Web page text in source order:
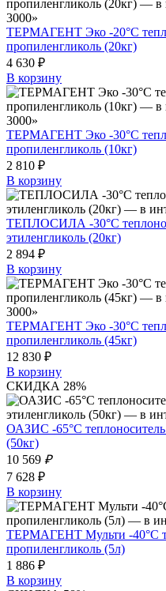
ТЕРМАГЕНТ Эко -20°C
пропиленгликоль (20кг)
4 630 ₽
В корзину
ТЕРМАГЕНТ Эко -30°C
пропиленгликоль (10кг)
2 810 ₽
В корзину
ТЕПЛОСИЛА -30°C
этиленгликоль (20кг)
2 894 ₽
В корзину
ТЕРМАГЕНТ Эко -30°C
пропиленгликоль (45кг)
12 830 ₽
В корзину
СКИДКА 28%
ОАЗИС -65°C теплоноситель
(50кг)
10 569 ₽
7 628 ₽
В корзину
ТЕРМАГЕНТ Мульти -40°C
пропиленгликоль (5л)
1 886 ₽
В корзину